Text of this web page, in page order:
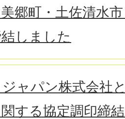
郷町・土佐清水
しました
ャパン株式会社
する協定調印締